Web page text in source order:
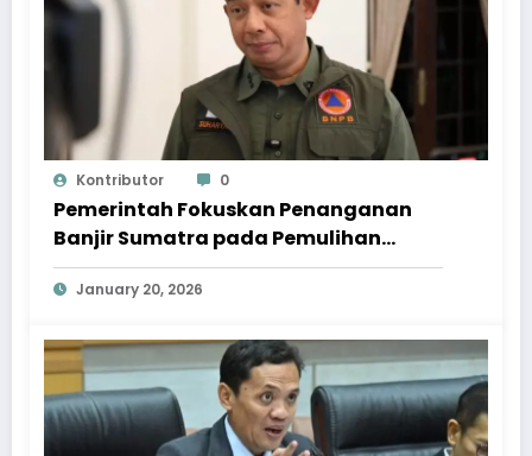
Kontributor 0
Pemerintah Fokuskan Penanganan
Banjir Sumatra pada Pemulihan
Berkelanjutan
January 20, 2026